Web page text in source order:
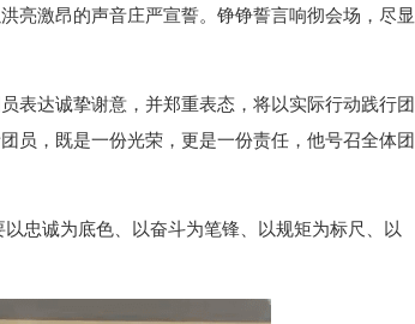
亮激昂的声音庄严宣誓。铮铮誓言响彻会场，尽显
表达诚挚谢意，并郑重表态，将以实际行动践行团
员，既是一份光荣，更是一份责任，他号召全体团
忠诚为底色、以奋斗为笔锋、以规矩为标尺、以